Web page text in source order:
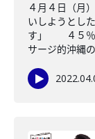
４月４日（月
いしようとし
す」 ４５％
サージ的沖縄